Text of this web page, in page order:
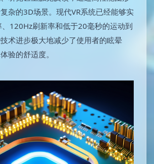
杂的3D场景。现代VR系统已经能够实
120Hz刷新率和低于20毫秒的运动到
术进步极大地减少了使用者的眩晕
验的舒适度。